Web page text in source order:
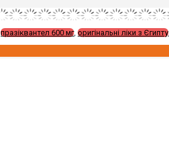
празіквантел 600 мг, оригінальні ліки з Єгипту